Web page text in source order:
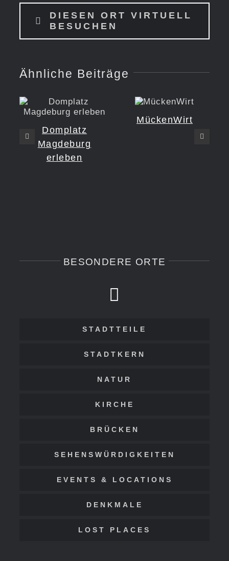
DIESEN ORT VIRTUELL
BESUCHEN
Ähnliche Beiträge
Domplatz
Magdeburg
erleben
MückenWirt
BESONDERE ORTE
STADTTEILE
STADTKERN
NATUR
KIRCHE
BRÜCKEN
SEHENSWÜRDIGKEITEN
EVENTS & LOCATIONS
DENKMALE
LOST PLACES